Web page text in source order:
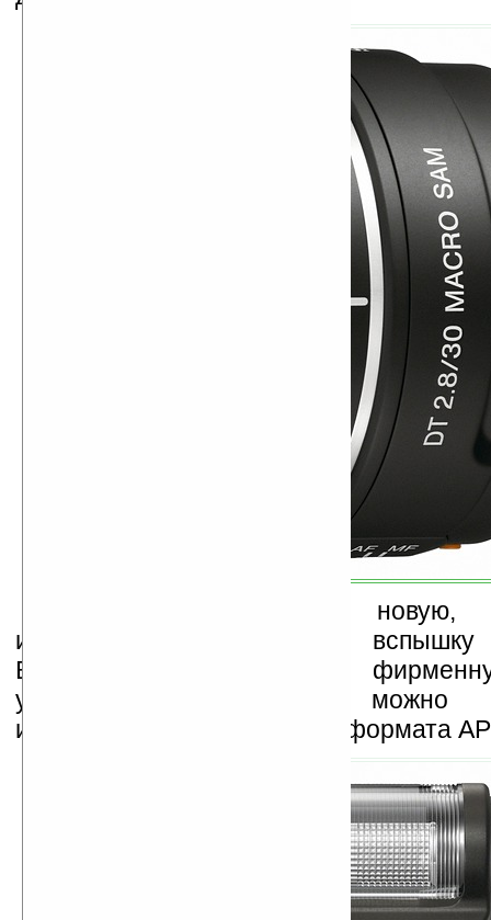
Sony выпускает и новую,
использовании, внешнюю
Вспышка поддерживает
управления ADI. Ее можно
исключительно с камерами формата